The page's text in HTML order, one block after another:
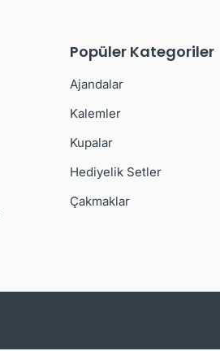
Popüler Kategoriler
Ajandalar
Kalemler
Kupalar
Hediyelik Setler
Çakmaklar